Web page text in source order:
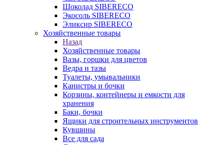
Шоколад SIBERECO
Экосоль SIBERECO
Эликсир SIBERECO
Хозяйственные товары
Назад
Хозяйственные товары
Вазы, горшки для цветов
Ведра и тазы
Туалеты, умывальники
Канистры и бочки
Корзины, контейнеры и емкости для
хранения
Баки, бочки
Ящики для строительных инструментов
Кувшины
Все для сада